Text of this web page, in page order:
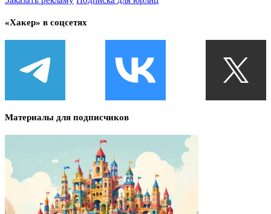
«Хакер» в соцсетях
Материалы для подписчиков